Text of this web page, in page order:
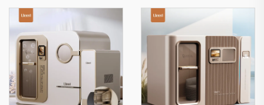
Tidur
Penggunaan Sipil Premium